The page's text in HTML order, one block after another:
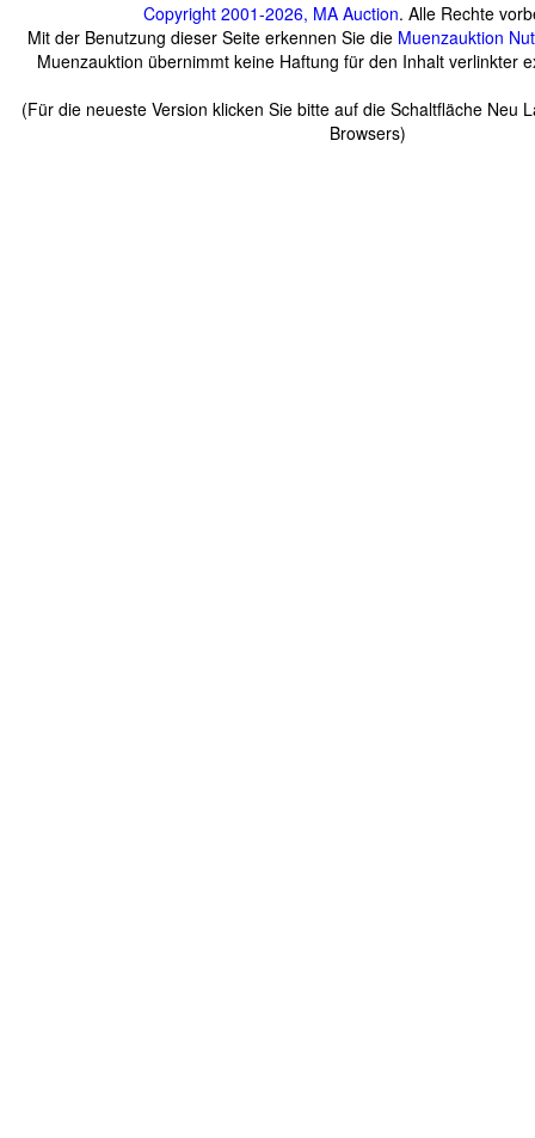
Copyright 2001-2026, MA Auction. Alle Rechte
Mit der Benutzung dieser Seite erkennen Sie die Muenzauktion
Muenzauktion übernimmt keine Haftung für den Inhalt verlinkter
(Für die neueste Version klicken Sie bitte auf die Schaltfläche Neu
Browsers)